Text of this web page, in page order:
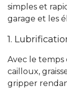
simples et
garage et les
1.
Avec le temps
cailloux,
gripper